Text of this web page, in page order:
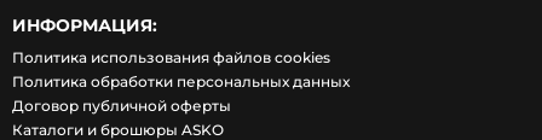
ИНФОРМАЦИЯ:
Политика использования файлов cookies
Политика обработки персональных данных
Договор публичной оферты
Каталоги и брошюры ASKO